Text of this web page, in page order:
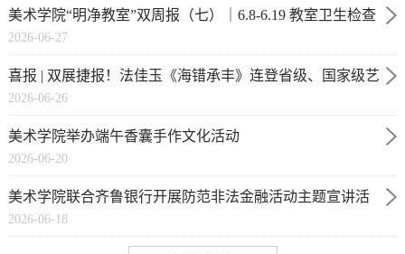
美术学院“明净教室”双周报（七）｜6.8-6.19 教室卫生检查
情况
2026-06-27
喜报 | 双展捷报！法佳玉《海错承丰》连登省级、国家级艺
术大展
2026-06-26
美术学院举办端午香囊手作文化活动
2026-06-20
美术学院联合齐鲁银行开展防范非法金融活动主题宣讲活
动
2026-06-18